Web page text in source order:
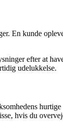
En kunde
efter at
udelukkelse.
hvis du